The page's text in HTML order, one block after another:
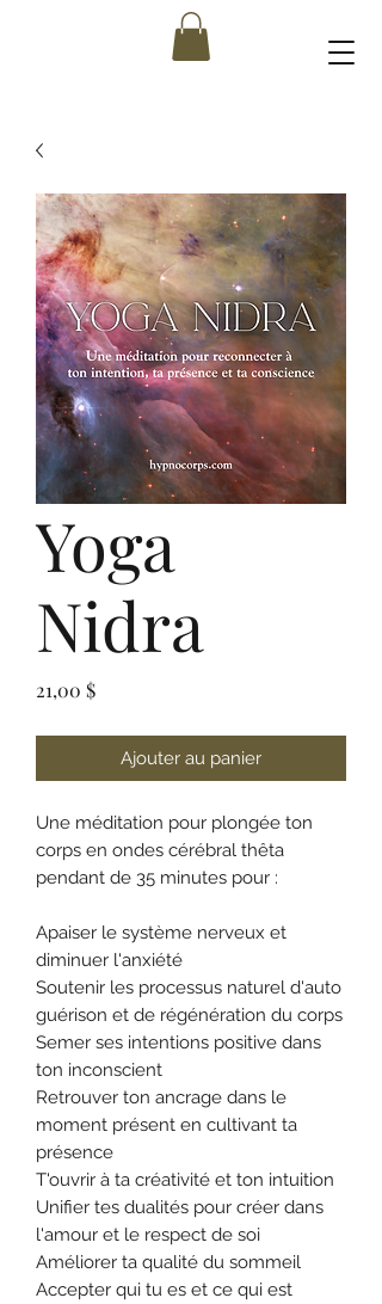
Yoga
Nidra
21,00 $Prix
Ajouter au panier
Une méditation pour plongée ton
corps en ondes cérébral thêta
pendant de 35 minutes pour :
Apaiser le système nerveux et
diminuer l'anxiété
Soutenir les processus naturel d'auto
guérison et de régénération du corps
Semer ses intentions positive dans
ton inconscient
Retrouver ton ancrage dans le
moment présent en cultivant ta
présence
T'ouvrir à ta créativité et ton intuition
Unifier tes dualités pour créer dans
l'amour et le respect de soi
Améliorer ta qualité du sommeil
Accepter qui tu es et ce qui est